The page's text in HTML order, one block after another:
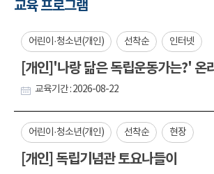
교육 프로그램
어린이·청소년(개인) 선착순 인터넷
[개인]'나랑 닮은 독립운동가는?' 온
교육기간 : 2026-08-22
어린이·청소년(개인) 선착순 현장
[개인] 독립기념관 토요나들이